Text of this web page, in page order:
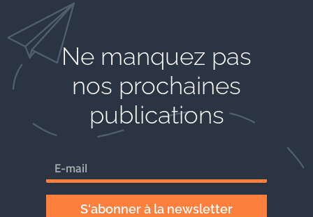
Ne manquez pas
nos prochaines
publications
S'abonner à la newsletter